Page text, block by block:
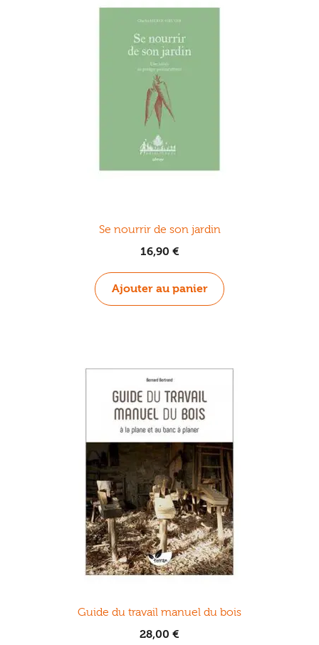
Se nourrir de son jardin
16,90 €
Ajouter au panier
Guide du travail manuel du bois
28,00 €